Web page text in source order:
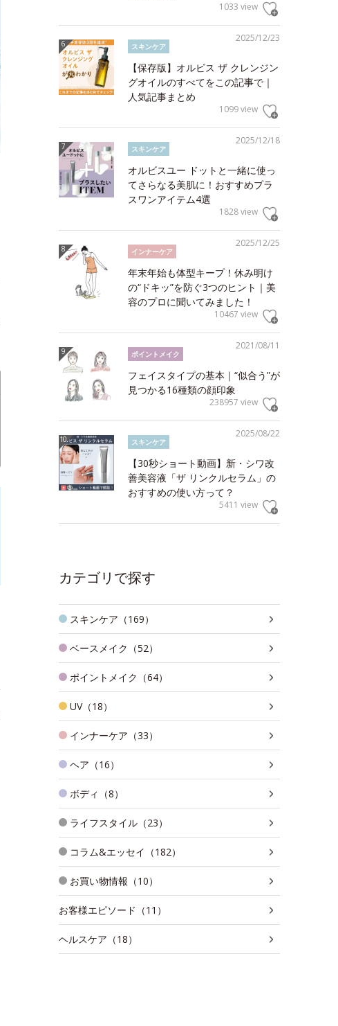
1033 view
2025/12/23
スキンケア
【保存版】オルビス ザ クレンジン
グオイルのすべてをこの記事で｜
人気記事まとめ
1099 view
2025/12/18
スキンケア
オルビスユー ドットと一緒に使っ
てさらなる美肌に！おすすめプラ
スワンアイテム4選
1828 view
2025/12/25
インナーケア
年末年始も体型キープ！休み明け
の“ドキッ”を防ぐ3つのヒント｜美
容のプロに聞いてみました！
10467 view
2021/08/11
ポイントメイク
フェイスタイプの基本｜“似合う”が
見つかる16種類の顔印象
238957 view
2025/08/22
スキンケア
【30秒ショート動画】新・シワ改
善美容液「ザ リンクルセラム」の
おすすめの使い方って？
5411 view
カテゴリで探す
スキンケア（169）
ベースメイク（52）
ポイントメイク（64）
UV（18）
インナーケア（33）
ヘア（16）
ボディ（8）
ライフスタイル（23）
コラム&エッセイ（182）
お買い物情報（10）
お客様エピソード（11）
ヘルスケア（18）